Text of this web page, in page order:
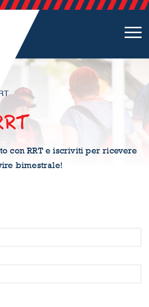
con RRT e iscriviti per ricevere
bimestrale!